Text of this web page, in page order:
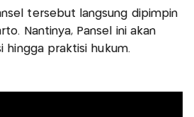
tersebut langsung dipimpin
Nantinya, Pansel ini akan
hingga praktisi hukum.